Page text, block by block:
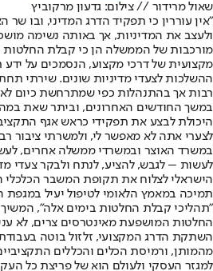
שאול מרידור // צילום: גדעון מרקוביץ
"אין עוררין כי תפקיד הדרג המדיני, ובו
ולעצב את המדיניות, אך באותה נשימה
מורכבות של הממשלה הן כי קבלת החלטות
מקצועית של דרכי מקצוע, הנסמכים על ידע
ההשלכות לצעדי מדיניות שונים. שירתי
רבות אך בהתנהלות כפי שמתרחשת כיום לא
במשך החודשים האחרונים, וביתר שאת
היכולת לבצע את תפקידי כראש אגף
לצערי אתה לא מאפשר לי, ולמשרתי ציבור
במשרד האוצר ובמשרדי ממשלה אחרים,
לעשות – לגבש, להציע, לנתח ולבקר צעדי
הישראלי לצלוח את תקופת המשבר הכלכלי
תמיכה במאמץ הלאומי לטיפול יעיל במגפת
"תהליכי קבלת החלטות בימים אלה", המשיך
החלטות המושפעת מאינטרסים צרים, לא
השתקת הדרג המקצועי, זלזול בוטה
מהמותן, ורמיסת הכלים והכללים
למגזר העסקי ולעולם הוא של פריצת כל